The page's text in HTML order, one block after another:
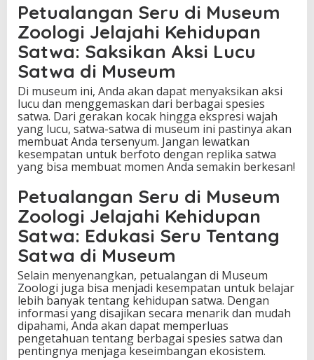
Petualangan Seru di Museum
Zoologi Jelajahi Kehidupan
Satwa: Saksikan Aksi Lucu
Satwa di Museum
Di museum ini, Anda akan dapat menyaksikan aksi
lucu dan menggemaskan dari berbagai spesies
satwa. Dari gerakan kocak hingga ekspresi wajah
yang lucu, satwa-satwa di museum ini pastinya akan
membuat Anda tersenyum. Jangan lewatkan
kesempatan untuk berfoto dengan replika satwa
yang bisa membuat momen Anda semakin berkesan!
Petualangan Seru di Museum
Zoologi Jelajahi Kehidupan
Satwa: Edukasi Seru Tentang
Satwa di Museum
Selain menyenangkan, petualangan di Museum
Zoologi juga bisa menjadi kesempatan untuk belajar
lebih banyak tentang kehidupan satwa. Dengan
informasi yang disajikan secara menarik dan mudah
dipahami, Anda akan dapat memperluas
pengetahuan tentang berbagai spesies satwa dan
pentingnya menjaga keseimbangan ekosistem.